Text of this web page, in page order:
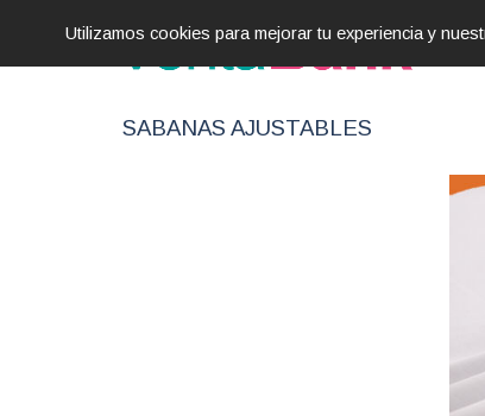
Utilizamos cookies para mejorar tu experiencia y
SABANAS AJUSTABLES